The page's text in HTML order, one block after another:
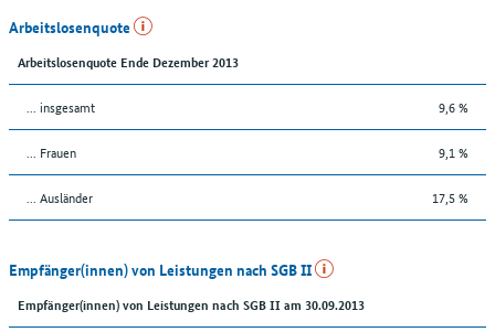
Arbeitslosenquote
Arbeitslosenquote Ende Dezember 2013
... insgesamt 9,6 %
... Frauen 9,1 %
... Ausländer 17,5 %
Empfänger(innen) von Leistungen nach SGB II
Empfänger(innen) von Leistungen nach SGB II am 30.09.2013